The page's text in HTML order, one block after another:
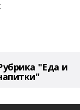
"Еда и